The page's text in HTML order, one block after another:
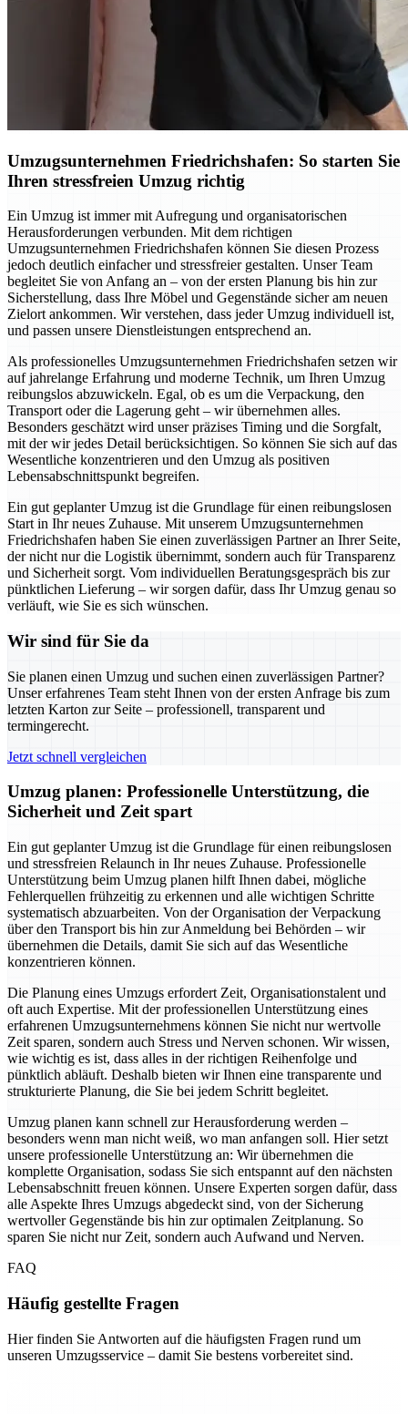
Umzugsunternehmen Friedrichshafen: So starten Sie
Ihren stressfreien Umzug richtig
Ein Umzug ist immer mit Aufregung und organisatorischen
Herausforderungen verbunden. Mit dem richtigen
Umzugsunternehmen Friedrichshafen können Sie diesen Prozess
jedoch deutlich einfacher und stressfreier gestalten. Unser Team
begleitet Sie von Anfang an – von der ersten Planung bis hin zur
Sicherstellung, dass Ihre Möbel und Gegenstände sicher am neuen
Zielort ankommen. Wir verstehen, dass jeder Umzug individuell ist,
und passen unsere Dienstleistungen entsprechend an.
Als professionelles Umzugsunternehmen Friedrichshafen setzen wir
auf jahrelange Erfahrung und moderne Technik, um Ihren Umzug
reibungslos abzuwickeln. Egal, ob es um die Verpackung, den
Transport oder die Lagerung geht – wir übernehmen alles.
Besonders geschätzt wird unser präzises Timing und die Sorgfalt,
mit der wir jedes Detail berücksichtigen. So können Sie sich auf das
Wesentliche konzentrieren und den Umzug als positiven
Lebensabschnittspunkt begreifen.
Ein gut geplanter Umzug ist die Grundlage für einen reibungslosen
Start in Ihr neues Zuhause. Mit unserem Umzugsunternehmen
Friedrichshafen haben Sie einen zuverlässigen Partner an Ihrer Seite,
der nicht nur die Logistik übernimmt, sondern auch für Transparenz
und Sicherheit sorgt. Vom individuellen Beratungsgespräch bis zur
pünktlichen Lieferung – wir sorgen dafür, dass Ihr Umzug genau so
verläuft, wie Sie es sich wünschen.
Wir sind für Sie da
Sie planen einen Umzug und suchen einen zuverlässigen Partner?
Unser erfahrenes Team steht Ihnen von der ersten Anfrage bis zum
letzten Karton zur Seite – professionell, transparent und
termingerecht.
Jetzt schnell vergleichen
Umzug planen: Professionelle Unterstützung, die
Sicherheit und Zeit spart
Ein gut geplanter Umzug ist die Grundlage für einen reibungslosen
und stressfreien Relaunch in Ihr neues Zuhause. Professionelle
Unterstützung beim Umzug planen hilft Ihnen dabei, mögliche
Fehlerquellen frühzeitig zu erkennen und alle wichtigen Schritte
systematisch abzuarbeiten. Von der Organisation der Verpackung
über den Transport bis hin zur Anmeldung bei Behörden – wir
übernehmen die Details, damit Sie sich auf das Wesentliche
konzentrieren können.
Die Planung eines Umzugs erfordert Zeit, Organisationstalent und
oft auch Expertise. Mit der professionellen Unterstützung eines
erfahrenen Umzugsunternehmens können Sie nicht nur wertvolle
Zeit sparen, sondern auch Stress und Nerven schonen. Wir wissen,
wie wichtig es ist, dass alles in der richtigen Reihenfolge und
pünktlich abläuft. Deshalb bieten wir Ihnen eine transparente und
strukturierte Planung, die Sie bei jedem Schritt begleitet.
Umzug planen kann schnell zur Herausforderung werden –
besonders wenn man nicht weiß, wo man anfangen soll. Hier setzt
unsere professionelle Unterstützung an: Wir übernehmen die
komplette Organisation, sodass Sie sich entspannt auf den nächsten
Lebensabschnitt freuen können. Unsere Experten sorgen dafür, dass
alle Aspekte Ihres Umzugs abgedeckt sind, von der Sicherung
wertvoller Gegenstände bis hin zur optimalen Zeitplanung. So
sparen Sie nicht nur Zeit, sondern auch Aufwand und Nerven.
FAQ
Häufig gestellte Fragen
Hier finden Sie Antworten auf die häufigsten Fragen rund um
unseren Umzugsservice – damit Sie bestens vorbereitet sind.